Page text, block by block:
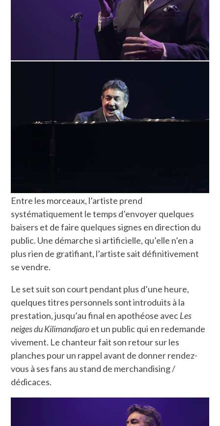
Entre les morceaux, l’artiste prend
systématiquement le temps d’envoyer quelques
baisers et de faire quelques signes en direction du
public. Une démarche si artificielle, qu’elle n’en a
plus rien de gratifiant, l’artiste sait définitivement
se vendre.
Le set suit son court pendant plus d’une heure,
quelques titres personnels sont introduits à la
prestation, jusqu’au final en apothéose avecLes
neiges du Kilimandjaroet un public qui en redemande
vivement. Le chanteur fait son retour sur les
planches pour un rappel avant de donner rendez-
vous à ses fans au stand de merchandising /
dédicaces.